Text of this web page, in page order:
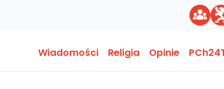
Wiadomości Religia Opinie